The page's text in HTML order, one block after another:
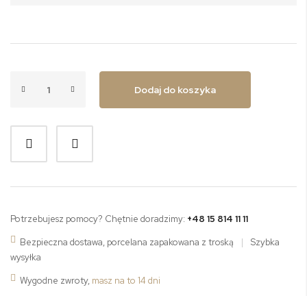
Dodaj do koszyka
Potrzebujesz pomocy? Chętnie doradzimy: +48 15 814 11 11
Bezpieczna dostawa, porcelana zapakowana z troską
|
Szybka
wysyłka
Wygodne zwroty, masz na to 14 dni